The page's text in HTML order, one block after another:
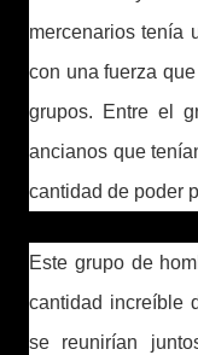
mercenarios tenía
con una fuerza
grupos. Entre el
ancianos que
cantidad de poder
Este grupo de
cantidad increíble
se reunirían